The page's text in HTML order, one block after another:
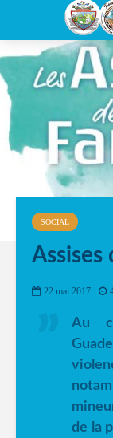
SOCIAL
Assises
22 mai 2017
Au
de la